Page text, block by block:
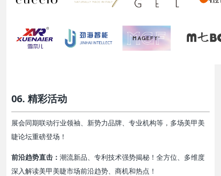
06. 精彩活动
展会同期联动行业领袖、新势力品牌、专业机构等，多场美甲美
睫论坛重磅登场！
前沿趋势直击：潮流新品、专利技术强势揭秘！全方位、多维度
深入解读美甲美睫市场前沿趋势、商机和热点！